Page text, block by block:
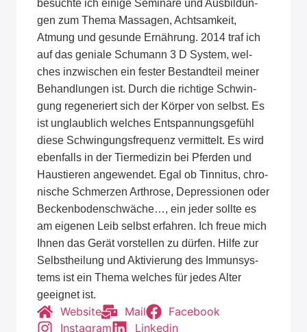
besuch­te ich eini­ge Semi­na­re und Aus­bil­dun­
gen zum The­ma Mas­sa­gen, Acht­sam­keit,
Atmung und gesun­de Ernäh­rung. 2014 traf ich
auf das genia­le Schu­mann 3 D Sys­tem, wel­
ches inzwi­schen ein fes­ter Bestand­teil mei­ner
Behand­lun­gen ist. Durch die rich­ti­ge Schwin­
gung rege­ne­riert sich der Kör­per von selbst. Es
ist unglaub­lich wel­ches Ent­span­nungs­ge­fühl
die­se Schwin­gungs­fre­quenz ver­mit­telt. Es wird
eben­falls in der Tier­me­di­zin bei Pfer­den und
Haus­tie­ren ange­wen­det. Egal ob Tin­ni­tus, chro­
ni­sche Schmer­zen Arthro­se, Depres­sio­nen oder
Becken­bo­den­schwä­che…, ein jeder soll­te es
am eige­nen Leib selbst erfah­ren. Ich freue mich
Ihnen das Gerät vor­stel­len zu dür­fen. Hil­fe zur
Selbst­hei­lung und Akti­vie­rung des Immun­sys­
tems ist ein The­ma wel­ches für jedes Alter
geeig­net ist.
Web­site Mail
Face­book
Insta­gram
Lin­ke­din